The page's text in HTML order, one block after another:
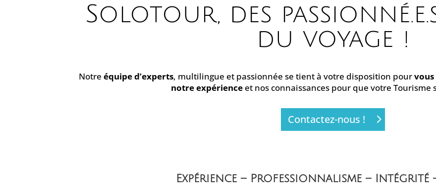
Solotour, des
du voyage !
Notre équipe d’experts, multilingue et passionnée se tient à votre disposition pour
notre expérience et nos connaissances pour que votre Tourisme
Contactez-nous !
Expérience – Professionnalisme – Intégrité